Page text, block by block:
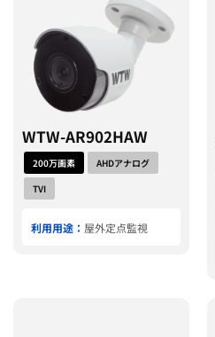
WTW-AR902HAW
200万画素
AHDアナログ
TVI
利用用途： 屋外定点監視